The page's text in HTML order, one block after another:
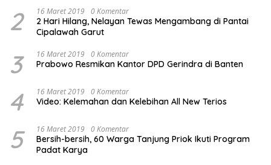
2 16 Maret 2019 0 Komentar
2 Hari Hilang, Nelayan Tewas Mengambang di Pantai
Cipalawah Garut
3 16 Maret 2019 0 Komentar
Prabowo Resmikan Kantor DPD Gerindra di Banten
4 16 Maret 2019 0 Komentar
Video: Kelemahan dan Kelebihan All New Terios
5 16 Maret 2019 0 Komentar
Bersih-bersih, 60 Warga Tanjung Priok Ikuti Program
Padat Karya